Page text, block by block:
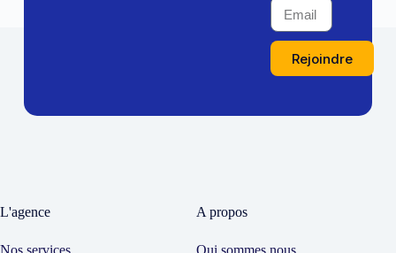
Rejoindre
L'agence A propos